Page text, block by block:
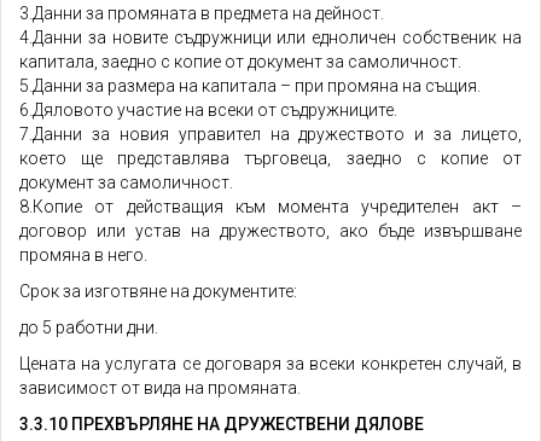
3.Данни за промяната в предмета на дейност.
4.Данни за новите съдружници или едноличен собственик на
капитала, заедно с копие от документ за самоличност.
5.Данни за размера на капитала – при промяна на същия.
6.Дяловото участие на всеки от съдружниците.
7.Данни за новия управител на дружеството и за лицето,
което ще представлява търговеца, заедно с копие от
документ за самоличност.
8.Копие от действащия към момента учредителен акт –
договор или устав на дружеството, ако бъде извършване
промяна в него.
Срок за изготвяне на документите:
до 5 работни дни.
Цената на услугата се договаря за всеки конкретен случай, в
зависимост от вида на промяната.
3.3.10 ПРЕХВЪРЛЯНЕ НА ДРУЖЕСТВЕНИ ДЯЛОВЕ